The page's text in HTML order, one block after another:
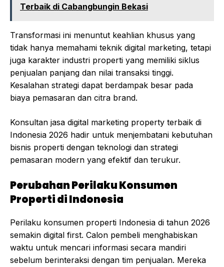
Terbaik di Cabangbungin Bekasi
Transformasi ini menuntut keahlian khusus yang
tidak hanya memahami teknik digital marketing, tetapi
juga karakter industri properti yang memiliki siklus
penjualan panjang dan nilai transaksi tinggi.
Kesalahan strategi dapat berdampak besar pada
biaya pemasaran dan citra brand.
Konsultan jasa digital marketing property terbaik di
Indonesia 2026 hadir untuk menjembatani kebutuhan
bisnis properti dengan teknologi dan strategi
pemasaran modern yang efektif dan terukur.
Perubahan Perilaku Konsumen
Properti di Indonesia
Perilaku konsumen properti Indonesia di tahun 2026
semakin digital first. Calon pembeli menghabiskan
waktu untuk mencari informasi secara mandiri
sebelum berinteraksi dengan tim penjualan. Mereka